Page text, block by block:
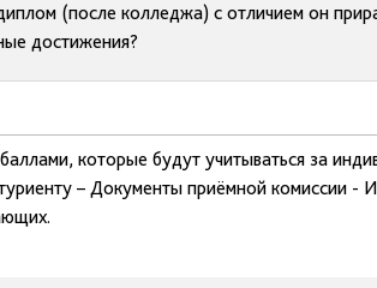
(после колледжа) с отличием он
достижения?
которые будут учитываться за
– Документы приёмной комиссии -